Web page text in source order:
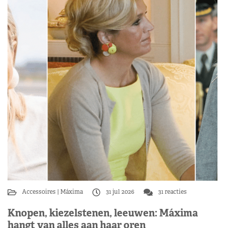
Accessoires Máxima 31 jul 2026 31 reacties
Knopen, kiezelstenen, leeuwen: Máxima
hangt van alles aan haar oren